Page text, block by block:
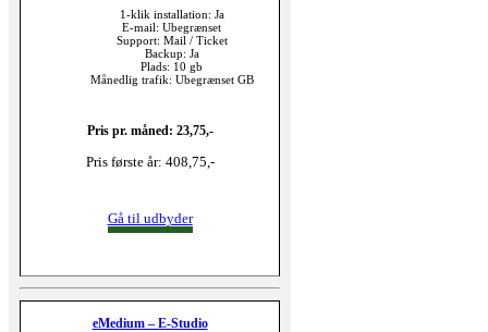
1-klik installation: Ja
E-mail: Ubegrænset
Support: Mail / Ticket
Backup: Ja
Plads: 10 gb
Månedlig trafik: Ubegrænset GB
Pris pr. måned: 23,75,-
Pris første år: 408,75,-
Gå til udbyder
eMedium – E-Studio